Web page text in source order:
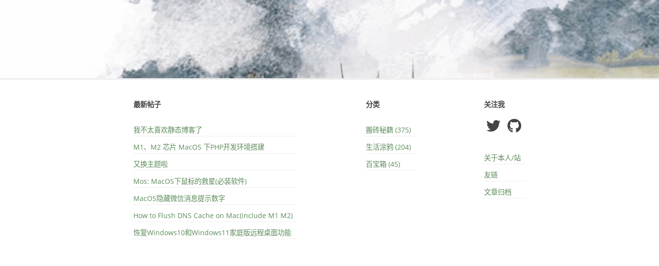
最新帖子
我不太喜欢静态博客了
M1、M2 芯片 MacOS 下PHP开发环境搭建
又换主题啦
Mos: MacOS下鼠标的救星(必装软件)
MacOS隐藏微信消息提示数字
How to Flush DNS Cache on Mac(include M1 M2)
恢复Windows10和Windows11家庭版远程桌面功能
分类
搬砖秘籍 (375)
生活涂鸦 (204)
百宝箱 (45)
关注我
关于本人/站
友链
文章归档